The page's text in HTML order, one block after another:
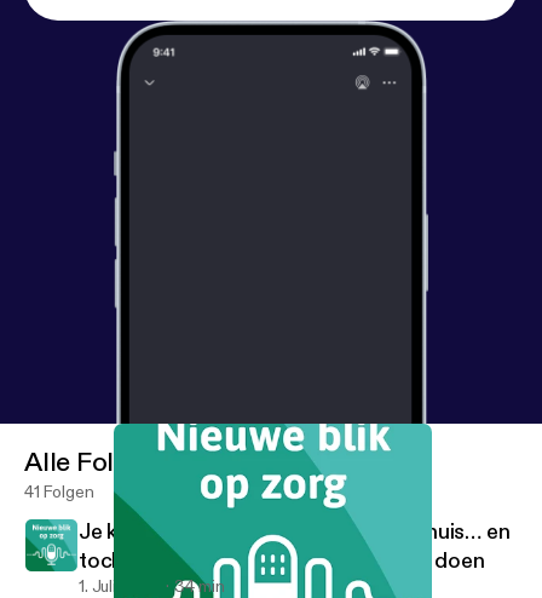
Alle Folgen
41 Folgen
Je krijgt alles uitgelegd in het ziekenhuis… en
toch weet je daarna niet wat je moet doen
1. Juli 2026 34 min